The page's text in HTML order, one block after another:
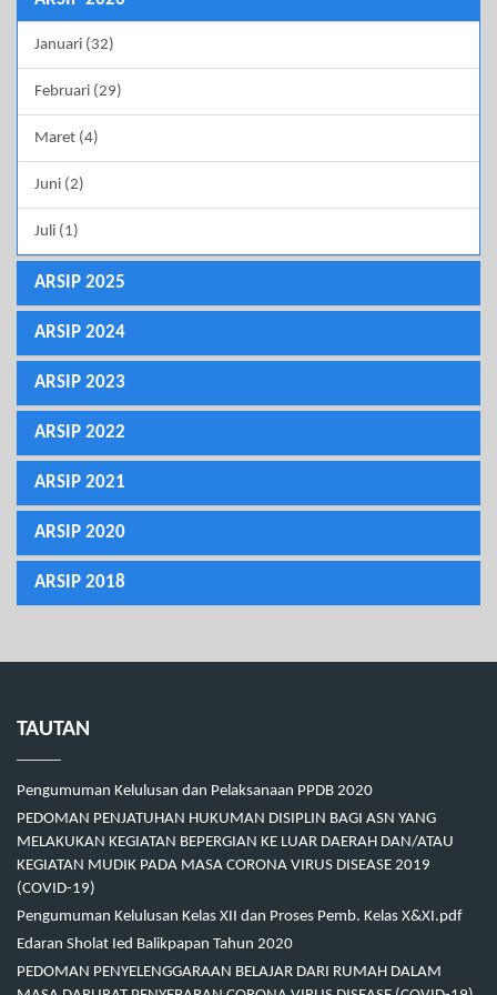
Januari (32)
Februari (29)
Maret (4)
Juni (2)
Juli (1)
ARSIP 2025
ARSIP 2024
ARSIP 2023
ARSIP 2022
ARSIP 2021
ARSIP 2020
ARSIP 2018
TAUTAN
Pengumuman Kelulusan dan Pelaksanaan PPDB 2020
PEDOMAN PENJATUHAN HUKUMAN DISIPLIN BAGI ASN YANG
MELAKUKAN KEGIATAN BEPERGIAN KE LUAR DAERAH DAN/ATAU
KEGIATAN MUDIK PADA MASA CORONA VIRUS DISEASE 2019
(COVID-19)
Pengumuman Kelulusan Kelas XII dan Proses Pemb. Kelas X&XI.pdf
Edaran Sholat Ied Balikpapan Tahun 2020
PEDOMAN PENYELENGGARAAN BELAJAR DARI RUMAH DALAM